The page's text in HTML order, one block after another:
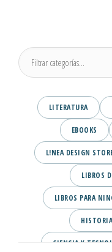
LITERATURA
EBOOKS
L!NEA DESIGN
LIBROS
LIBROS PARA
CIENCIA Y